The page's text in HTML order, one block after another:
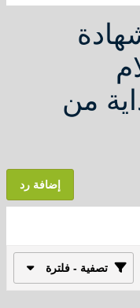
من
إضافة رد
تصفية - فلترة